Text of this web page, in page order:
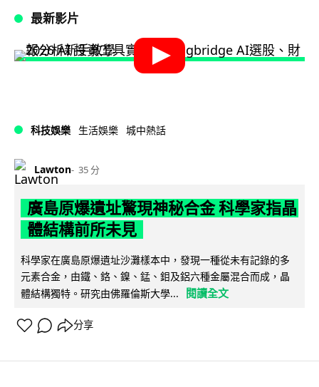
最新影片
科技娛樂 生活娛樂 城中熱話
Lawton 35 分
廣島原爆遺址驚現神秘合金 科學家指晶
體結構前所未見
科學家在廣島原爆遺址沙灘樣本中，發現一種從未有記錄的多
元素合金，由鐵、鉻、鎳、錳、鉬及鋁六種金屬混合而成，晶
體結構獨特。研究由佛羅倫斯大學...
閱讀全文
分享